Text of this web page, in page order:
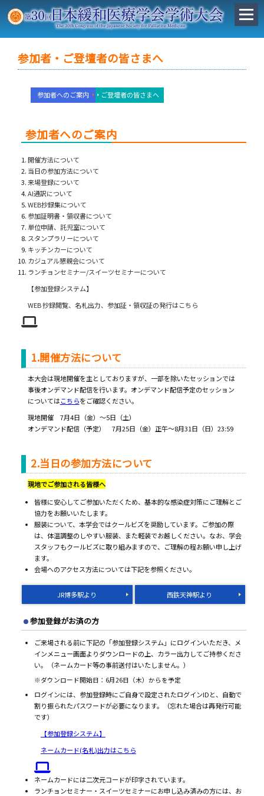
参加者・ご登壇者の皆さまへ
参加者へのご案内 ご登壇者の皆さまへ
参加者へのご案内
開催方法について
当日の参加方法について
来場登録について
AI通訳について
WEB抄録集について
参加証明書・領収書について
単位申請、託児室について
スタンプラリーについて
キッチンカーについて
カジュアル懇親会について
ランチョンセミナー/スイーツセミナーについて
【参加登録システム】
WEB 抄録閲覧、名札出力、参加証・領収証の発行はこちら
1.開催方法について
本大会は現地開催を主としておりますが、一部を除いたセッションでは
事後オンデマンド配信を行います。オンデマンド配信予定のセッション
についてはこちらをご確認ください。
現地開催 7月4日（金）〜5日（土）
オンデマンド配信（予定） 7月25日（金）正午〜8月31日（日）23:59
2.当日の参加方法について
現地でご参加される皆様へ
皆様に安心してご参加いただくため、基本的な感染症対策にご理解とご
協力をお願いいたします。
服装について、本学会ではクールビズを奨励しています。ご参加の際
は、体温調整のしやすい服装、また軽装でお越しください。なお、学会
スタッフもクールビズに取り組みますので、ご理解の程お願い申し上げ
ます。
会場へのアクセス方法については下記を参照ください。
JR博多駅より 西鉄天神駅より
参加登録がお済の方
ご来場される前に下記の「参加登録システム」にログインいただき、メ
インメニュー画面よりダウンロードの上、カラー出力してご持参くださ
い。（ネームカード等の事前送付はいたしません。）
※ダウンロード開始日：6月26日（木）からを予定
ログインには、参加登録時にご自身で設定されたログインIDと、自動で
割り振られたパスワードが必要になります。（忘れた場合は再発行可能
です）
【参加登録システム】
ネームカード(名札)出力はこちら
ネームカードには二次元コードが印字されています。
ランチョンセミナー・スイーツセミナーにお申し込み済みの方には、お